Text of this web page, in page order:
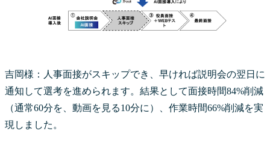
吉岡様：人事面接がスキップでき、早ければ説明会の翌日に
通知して選考を進められます。結果として面接時間84%削減
（通常60分を、動画を見る10分に）、作業時間66%削減を実
現しました。